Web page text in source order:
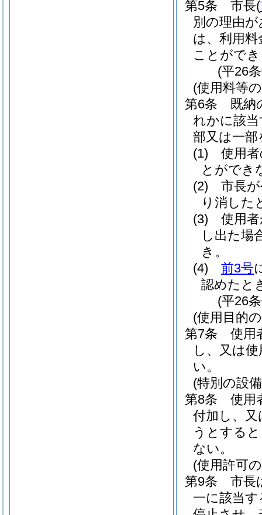
第5条
市長(
別の理由
は、利用料
ことがで
(平26
(使用料等
第6条
既納
れかに該
部又は一
(1)
使用
とができ
(2)
市長
り消した
(3)
使用
し出た場
き。
(4)
前3号
認めたと
(平26
(使用目的
第7条
使用
し、又は
い。
(特別の設
第8条
使用
付加し、
うとする
ない。
(使用許可
第9条
市長
一に該当